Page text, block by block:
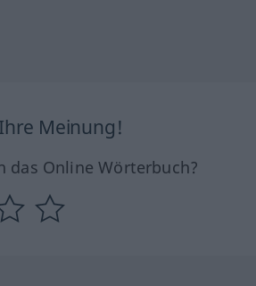
Meinung!
das Online Wörterbuch?